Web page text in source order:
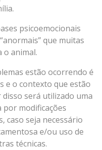
psicoemocionais
que muitas
o animal.
estão ocorrendo é
e o contexto que estão
será utilizado uma
modificações
caso seja necessário
e/ou uso de
técnicas.